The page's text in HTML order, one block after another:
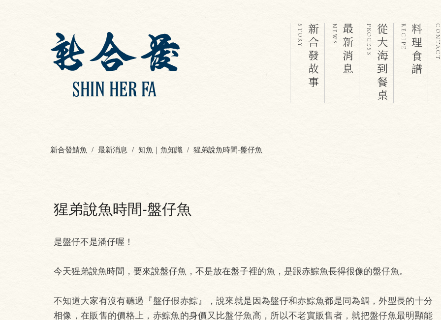
STORY 新合發故事 NEWS 最新消息 PROCESS從大海到餐桌 RECIPE 料理食譜 CONTACT
新合發鯖魚 最新消息 知魚｜魚知識 猩弟說魚時間-盤仔魚
猩弟說魚時間-盤仔魚
是盤仔不是潘仔喔！
今天猩弟說魚時間，要來說盤仔魚，不是放在盤子裡的魚，是跟赤鯮魚長得很像的盤仔魚。
不知道大家有沒有聽過『盤仔假赤鯮』，說來就是因為盤仔和赤鯮魚都是同為鯛，外型長的十分
相像，在販售的價格上，赤鯮魚的身價又比盤仔魚高，所以不老實販售者，就把盤仔魚最明顯能